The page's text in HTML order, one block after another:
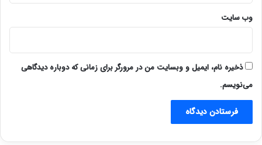
وب‌ سایت
ذخیره نام، ایمیل و وبسایت من در مرورگر برای زمانی که دوباره دیدگاهی
می‌نویسم.